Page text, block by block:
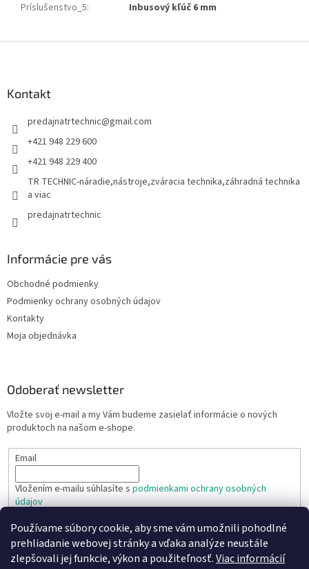
Používame súbory cookie, aby sme vám umožnili pohodlné
prehliadanie webovej stránky a vďaka analýze neustále
zlepšovali jej funkcie, výkon a použiteľnosť.Viac informácií
Príslušenstvo_5: Inbusový kľúč 6 mm
Kontakt
predajnatrtechnic@gmail.com
+421 948 229 600
+421 948 229 400
TR TECHNIC-náradie,nástroje,zváracia technika,záhradná technika
a viac
predajnatrtechnic
Informácie pre vás
Obchodné podmienky
Podmienky ochrany osobných údajov
Kontakty
Moja objednávka
Odoberať newsletter
Vložte svoj e-mail a my Vám budeme zasielať informácie o nových
produktoch na našom e-shope.
Email
Vložením e-mailu súhlasíte s podmienkami ochrany osobných
údajov
PRIHLÁSIŤ SA